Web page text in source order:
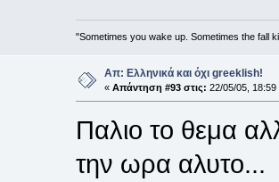
"Sometimes you wake up. Sometimes the fall
Απ: Ελληνικά και όχι greeklish!
« Απάντηση #93 στις: 22/05/05, 18:59
Παλιο το θεμα
την ωρα αλυτο...